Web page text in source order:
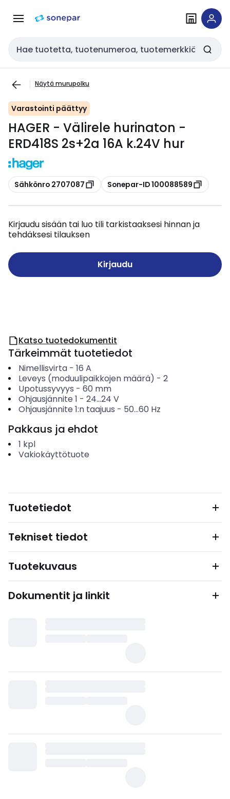
navigointiinsisältöön
Haku
Näytä murupolku
Varastointi päättyy
HAGER - Välirele hurinaton -
ERD418S 2s+2a 16A k.24V hur
Kopioi
Sähkönro 2707087 Kopioi
Sonepar-ID 100088589
Kirjaudu sisään tai luo tili tarkistaaksesi hinnan ja
tehdäksesi tilauksen
Kirjaudu
Katso tuotedokumentit
Tärkeimmät tuotetiedot
Nimellisvirta- 16 A
Leveys (moduulipaikkojen määrä) - 2
Upotussyvyys - 60 mm
Ohjausjännite 1 - 24...24 V
Ohjausjännite 1:n taajuus - 50...60 Hz
Pakkaus ja ehdot
1 kpl
Vakiokäyttötuote
Tuotetiedot
Tekniset tiedot
Tuotekuvaus
Dokumentit ja linkit